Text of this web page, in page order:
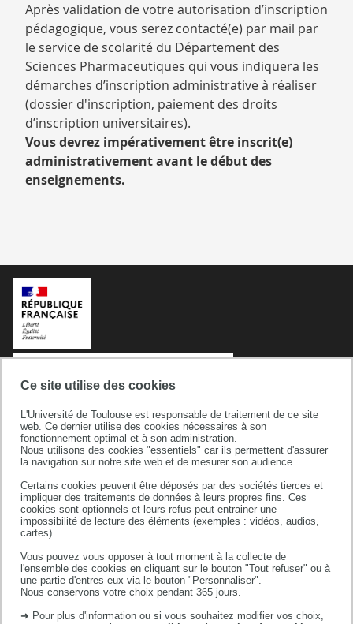
Ce site utilise des cookies
L'Université de Toulouse est responsable de traitement de ce site
web. Ce dernier utilise des cookies nécessaires à son
fonctionnement optimal et à son administration.
Nous utilisons des cookies "essentiels" car ils permettent d'assurer
la navigation sur notre site web et de mesurer son audience.
Certains cookies peuvent être déposés par des sociétés tierces et
impliquer des traitements de données à leurs propres fins. Ces
cookies sont optionnels et leurs refus peut entrainer une
impossibilité de lecture des éléments (exemples : vidéos, audios,
cartes).
Vous pouvez vous opposer à tout moment à la collecte de
l'ensemble des cookies en cliquant sur le bouton "Tout refuser" ou à
une partie d'entres eux via le bouton "Personnaliser".
Nous conservons votre choix pendant 365 jours.
➜ Pour plus d'information ou si vous souhaitez modifier vos choix,
Après validation de votre autorisation d’inscription
pédagogique, vous serez contacté(e) par mail par
le service de scolarité du Département des
Sciences Pharmaceutiques qui vous indiquera les
démarches d’inscription administrative à réaliser
(dossier d'inscription, paiement des droits
d’inscription universitaires).
Vous devrez impérativement être inscrit(e)
administrativement avant le début des
enseignements.
Université de Toulouse
118 route de Narbonne
31062 TOULOUSE CEDEX 9
téléphone +33 (0)5 61 55 66 11